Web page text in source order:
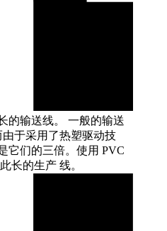
的输送线。 一般的输送
于采用了热塑驱动技
它们的三倍。使用 PVC
长的生产 线。